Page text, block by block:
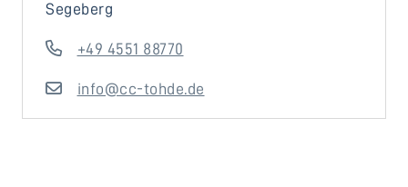
Segeberg
+49 4551 88770
info@cc-tohde.de